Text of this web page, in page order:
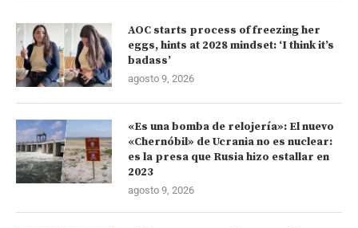
AOC starts process of freezing her
eggs, hints at 2028 mindset: ‘I think it’s
badass’
agosto 9, 2026
«Es una bomba de relojería»: El nuevo
«Chernóbil» de Ucrania no es nuclear:
es la presa que Rusia hizo estallar en
2023
agosto 9, 2026